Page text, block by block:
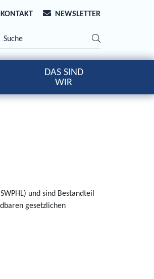
KONTAKT NEWSLETTER
DAS SIND
WIR
und sind Bestandteil
gesetzlichen